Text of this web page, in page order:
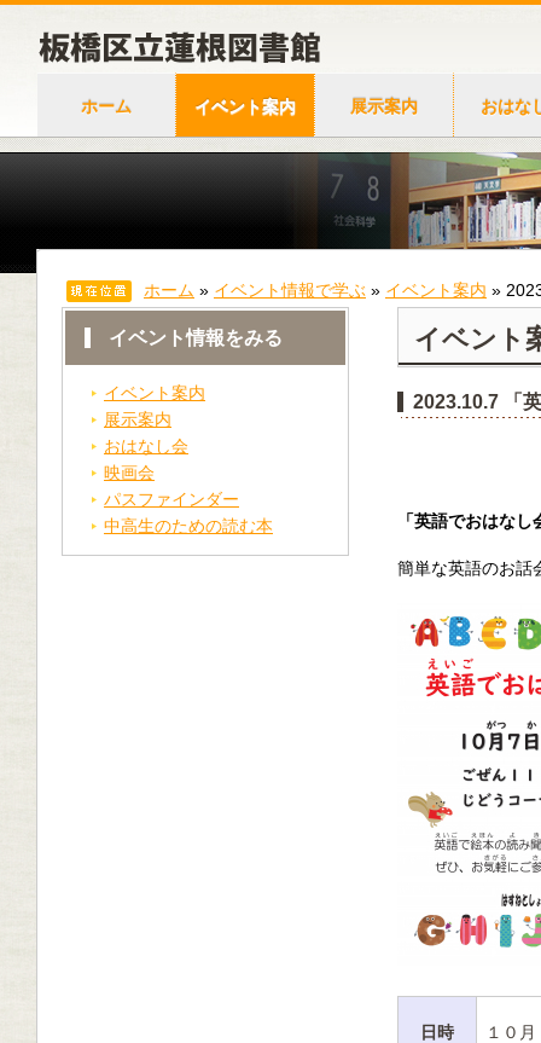
ホーム イベント案内 展示案内 おはな
ホーム » イベント情報で学ぶ » イベント案内 »
イベント情報をみる
イベント案内
展示案内
おはなし会
映画会
パスファインダー
中高生のための読む本
イベント
2023.10.7 「
「英語でおはな
簡単な英語のお話
日時 １０